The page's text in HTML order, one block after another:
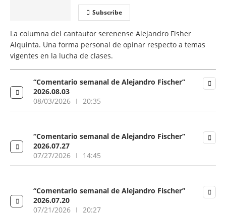
Subscribe
La columna del cantautor serenense Alejandro Fisher
Alquinta. Una forma personal de opinar respecto a temas
vigentes en la lucha de clases.
“Comentario semanal de Alejandro Fischer”
2026.08.03
08/03/2026
20:35
“Comentario semanal de Alejandro Fischer”
2026.07.27
07/27/2026
14:45
“Comentario semanal de Alejandro Fischer”
2026.07.20
07/21/2026
20:27